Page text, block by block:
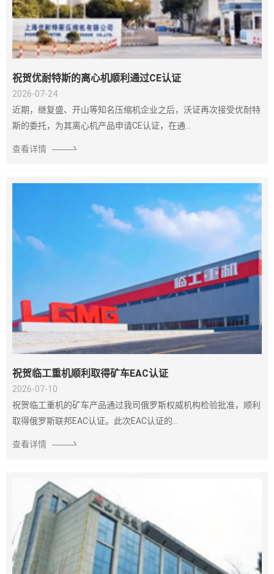
祝贺优耐特斯的离心机顺利通过CE认证
2026-07-24
近期，继复盛、开山等知名压缩机企业之后，沃证再次接受优耐特
斯的委托，为其离心机产品申请CE认证，在通...
查看详情
祝贺临工重机顺利取得矿车EAC认证
2026-07-10
祝贺临工重机的矿车产品通过我司俄罗斯权威机构检验批准，顺利
取得俄罗斯联邦EAC认证。此次EAC认证的...
查看详情